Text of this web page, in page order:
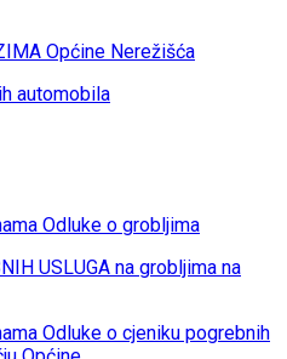
Općine Nerežišća
automobila
Odluke o grobljima
USLUGA na grobljima na
Odluke o cjeniku pogrebnih